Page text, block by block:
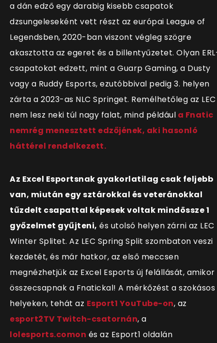
a dán edző egy darabig kisebb csapatok
dzsungeleseként vett részt az európai League of
Legendsben, 2020-ban viszont végleg szögre
akasztotta az egeret és a billentyűzetet. Olyan
csapatokat edzett, mint a Guarp Gaming, a Dusty
vagy a Ruddy Esports, ezutóbbival pedig 3. helyen
zárta a 2023-as NLC Springet. Remélhetőleg az LEC
nem lesz neki túl nagy falat, mind például a Fnatic
nemrég menesztett edzőjének, aki hasonló
háttérel rendelkezett.
Az Excel Esportsnak gyakorlatilag csak feljebb
van, miután egy sztárokkal és veteránokkal
tűzdelt csapattal képesek voltak mindössze 1
győzelmet gyűjteni, és utolsó helyen zárni az LEC
Winter Splitet. Az LEC Spring Split szombaton veszi
kezdetét, és már hatkor, az első meccsen
megnézhetjük az Excel Esports új felállását, amikor
összecsapnak a Fnatickal! A mérkőzést a szokásos
helyeken, tehát az Esport1 YouTube-on, az
esport2TV Twitch-csatornán, a
lolesports.comon és az Esport1 oldalán